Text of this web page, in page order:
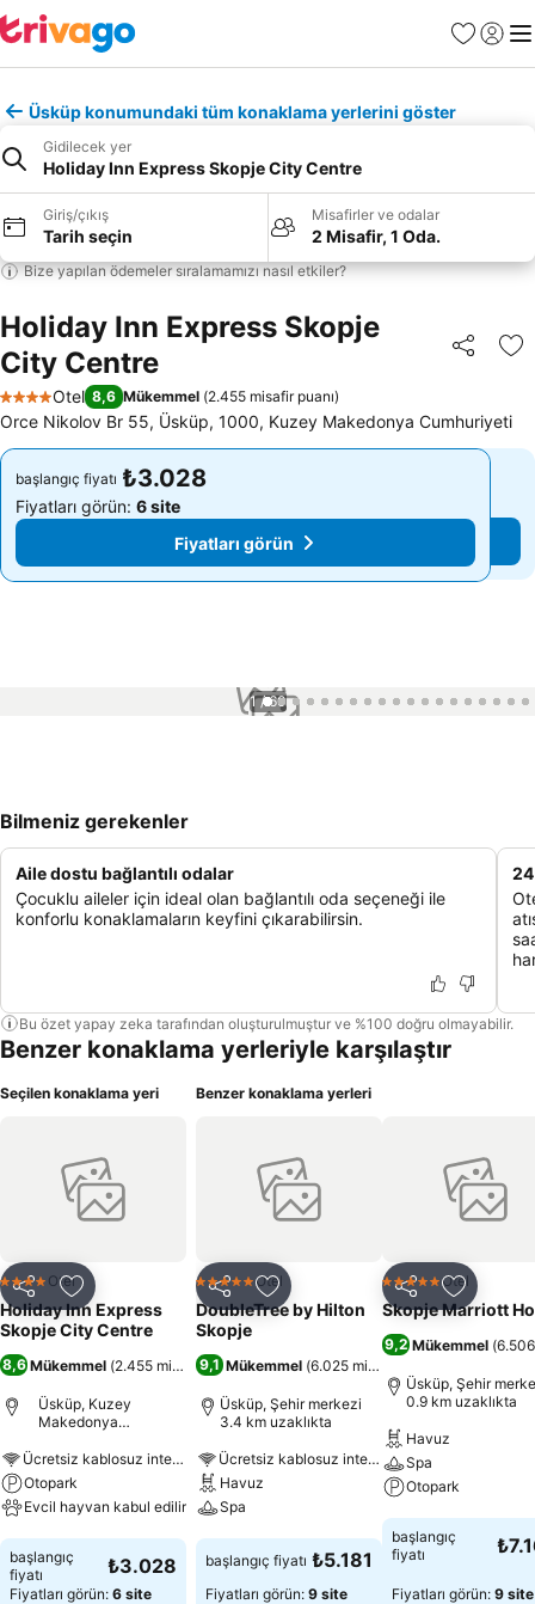
Favoriler
Giriş
Üsküp konumundaki tüm konaklama yerlerini göster
Gidilecek yer
Holiday Inn Express Skopje City Centre
Giriş/çıkış
Tarih seçin
Misafirler ve odalar
2 Misafir, 1 Oda.
Bize yapılan ödemeler sıralamamızı nasıl etkiler?
Holiday Inn Express Skopje
City Centre
Paylaş
4 Yıldız
Otel 8,6 Mükemmel (2.455 misafir puanı)
Orce Nikolov Br 55, Üsküp, 1000, Kuzey Makedonya Cumhuriyeti
başlangıç fiyatı ₺3.028
Fiyatları görün: 6 site
Fiyatları görün
başlangıç fiyatı ₺3.028
Fiyatları görün: 6 site
Fiyatları görün
1 / 60
Bilmeniz gerekenler
Aile dostu bağlantılı odalar
Çocuklu aileler için ideal olan bağlantılı oda seçeneği ile
konforlu konaklamaların keyfini çıkarabilirsin.
24
Bu özet yapay zeka tarafından oluşturulmuştur ve %100 doğru olmayabilir.
Benzer konaklama yerleriyle karşılaştır
Seçilen konaklama yeri
Paylaş Favorilerime ekle
4 Yıldız Otel
Holiday Inn Express
Skopje City Centre
8,6 Mükemmel (2.455 misafir puanı)
Üsküp, Kuzey
Makedonya
Ücretsiz kablosuz internet
Otopark
Evcil hayvan kabul edilir
Fiyatları görün
başlangıç
fiyatı
₺3.028
Fiyatları görün: 6 site
Benzer konaklama yerleri
Paylaş Favorilerime ekle
5 Yıldız Otel
DoubleTree by Hilton
Skopje
9,1 Mükemmel (6.025 misafir puanı
Üsküp, Şehir merkezi
3.4 km uzaklıkta
Ücretsiz kablosuz internet
Havuz
Spa
Fiyatları görün
başlangıç fiyatı ₺5.181
Fiyatları görün: 9 site
Paylaş
5 Yıldız Otel
Skopje Marriott
9,2 Mükemmel (
Üsküp, Şehir
0.9 km uzaklıkta
Havuz
Spa
Otopark
Fiyatları görün
başlangıç
fiyatı
Fiyatları görün: 9 site